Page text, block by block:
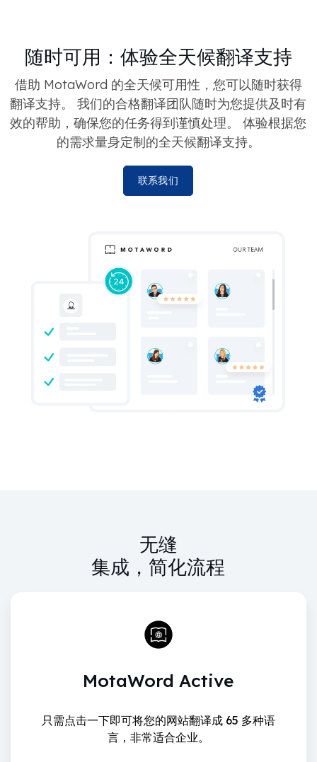
随时可用：体验全天候翻译支持
借助 MotaWord 的全天候可用性，您可以随时获得
翻译支持。 我们的合格翻译团队随时为您提供及时有
效的帮助，确保您的任务得到谨慎处理。 体验根据您
的需求量身定制的全天候翻译支持。
联系我们
无缝
集成，简化流程
MotaWord Active
只需点击一下即可将您的网站翻译成 65 多种语
言，非常适合企业。